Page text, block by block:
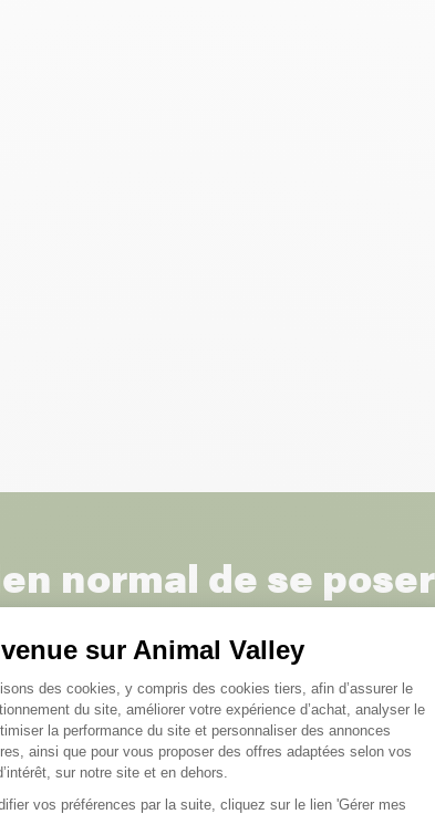
sur Animal Valley
de Gestion du
des cookies, y compris des cookies tiers, afin d’assurer le
du site, améliorer votre expérience d’achat, analyser le
la performance du site et personnaliser des annonces
ainsi que pour vous proposer des offres adaptées selon vos
sur notre site et en dehors.
vos préférences par la suite, cliquez sur le lien 'Gérer mes
normal de se
questions :)
Voir nos conseils et astuces